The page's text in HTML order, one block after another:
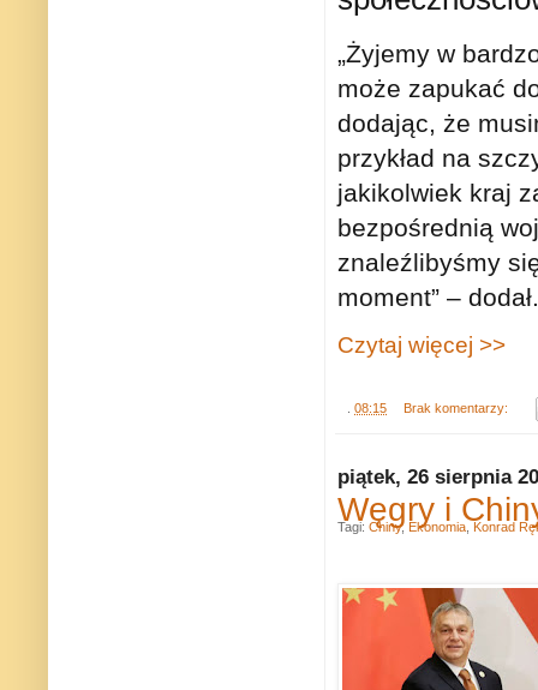
„Żyjemy w
może zapukać
dodając, że
przykład na
jakikolwiek kraj
bezpośrednią
znaleźlibyśmy
moment” – dodał.
Czytaj więcej >>
08:15 Brak komentarzy:
piątek, 26 sierpnia
Węgry i
Tagi: Chiny, Ekonomia, Konrad